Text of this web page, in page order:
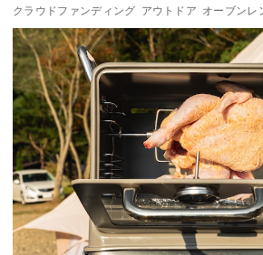
クラウドファンディング アウトドア オーブンレ